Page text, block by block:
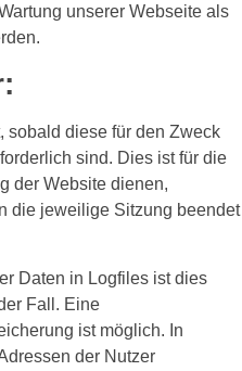
unserer Webseite als
sobald diese für den Zweck
sind. Dies ist für die
der Website dienen,
die jeweilige Sitzung beendet
Daten in Logfiles ist dies
Fall. Eine
ist möglich. In
der Nutzer